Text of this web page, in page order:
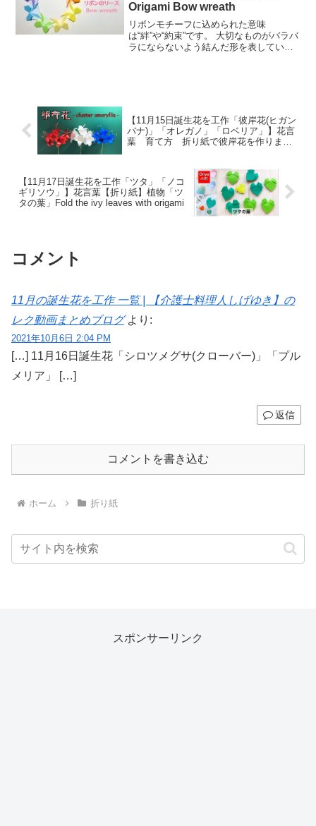
Origami Bow wreath
リボンモチーフに込められた意味
は“絆”や“約束”です。 大切なものがバラバ
ラにならないよう結んだ形を表している
【11月15日誕生花を工作「彼岸花(ヒガン
バナ)」「オレガノ」「ロベリア」】花言
葉 育て方 折り紙で彼岸花を作りま
【11月17日誕生花を工作「ツタ」「ノコ
ギリソウ」】花言葉【折り紙】植物「ツ
タの葉」Fold the ivy leaves with origami
コメント
11月の誕生花を工作 一覧 | 【介護士料理人しげゆき】の
レク動画まとめブログ より:
2021年10月6日 2:04 PM
[…] 11月16日誕生花「シロツメグサ(クローバー)」「プル
メリア」 […]
返信
コメントを書き込む
ホーム 折り紙
スポンサーリンク